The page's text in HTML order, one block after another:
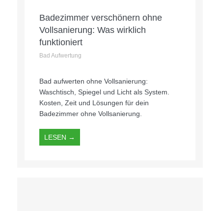
Badezimmer verschönern ohne
Vollsanierung: Was wirklich
funktioniert
Bad Aufwertung
Bad aufwerten ohne Vollsanierung:
Waschtisch, Spiegel und Licht als System.
Kosten, Zeit und Lösungen für dein
Badezimmer ohne Vollsanierung.
LESEN →